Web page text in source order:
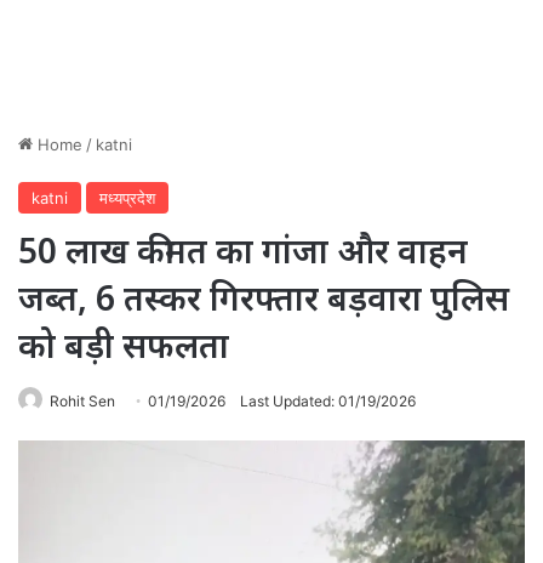
Home / katni
katni मध्यप्रदेश
50 लाख कीमत का गांजा और वाहन
जब्त, 6 तस्कर गिरफ्तार बड़वारा पुलिस
को बड़ी सफलता
Rohit Sen 01/19/2026 Last Updated: 01/19/2026